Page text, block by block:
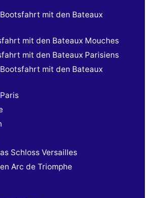
mit den Bateaux
mit den Bateaux Mouches
mit den Bateaux Parisiens
mit den Bateaux
Schloss Versailles
Arc de Triomphe